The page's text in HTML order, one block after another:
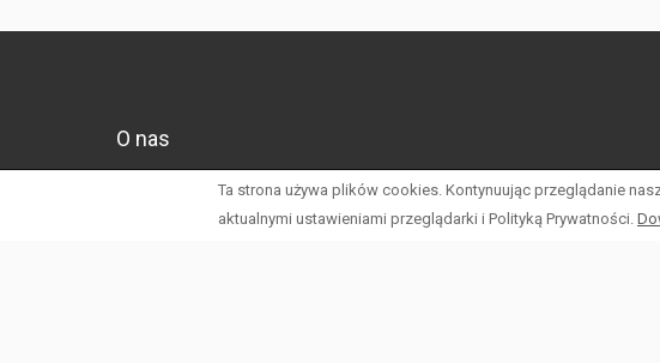
O nas
Nasza firma specjalizuje się w obrocie nieruchomościami. Z nami masz
transakcja zostanie przeprowadzona szybko i profesjonalnie.
Ta strona używa plików cookies. Kontynuując przeglądanie
aktualnymi ustawieniami przeglądarki i Polityką Prywatności.